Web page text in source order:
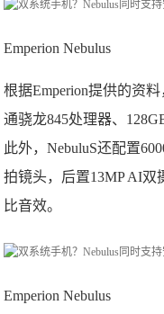
Emperion Nebulus
根据Emperion提供的资
通骁龙845处理器、
此外，NebuluS还配置
拍镜头，后置13MP AI双
比音效。
Emperion Nebulus